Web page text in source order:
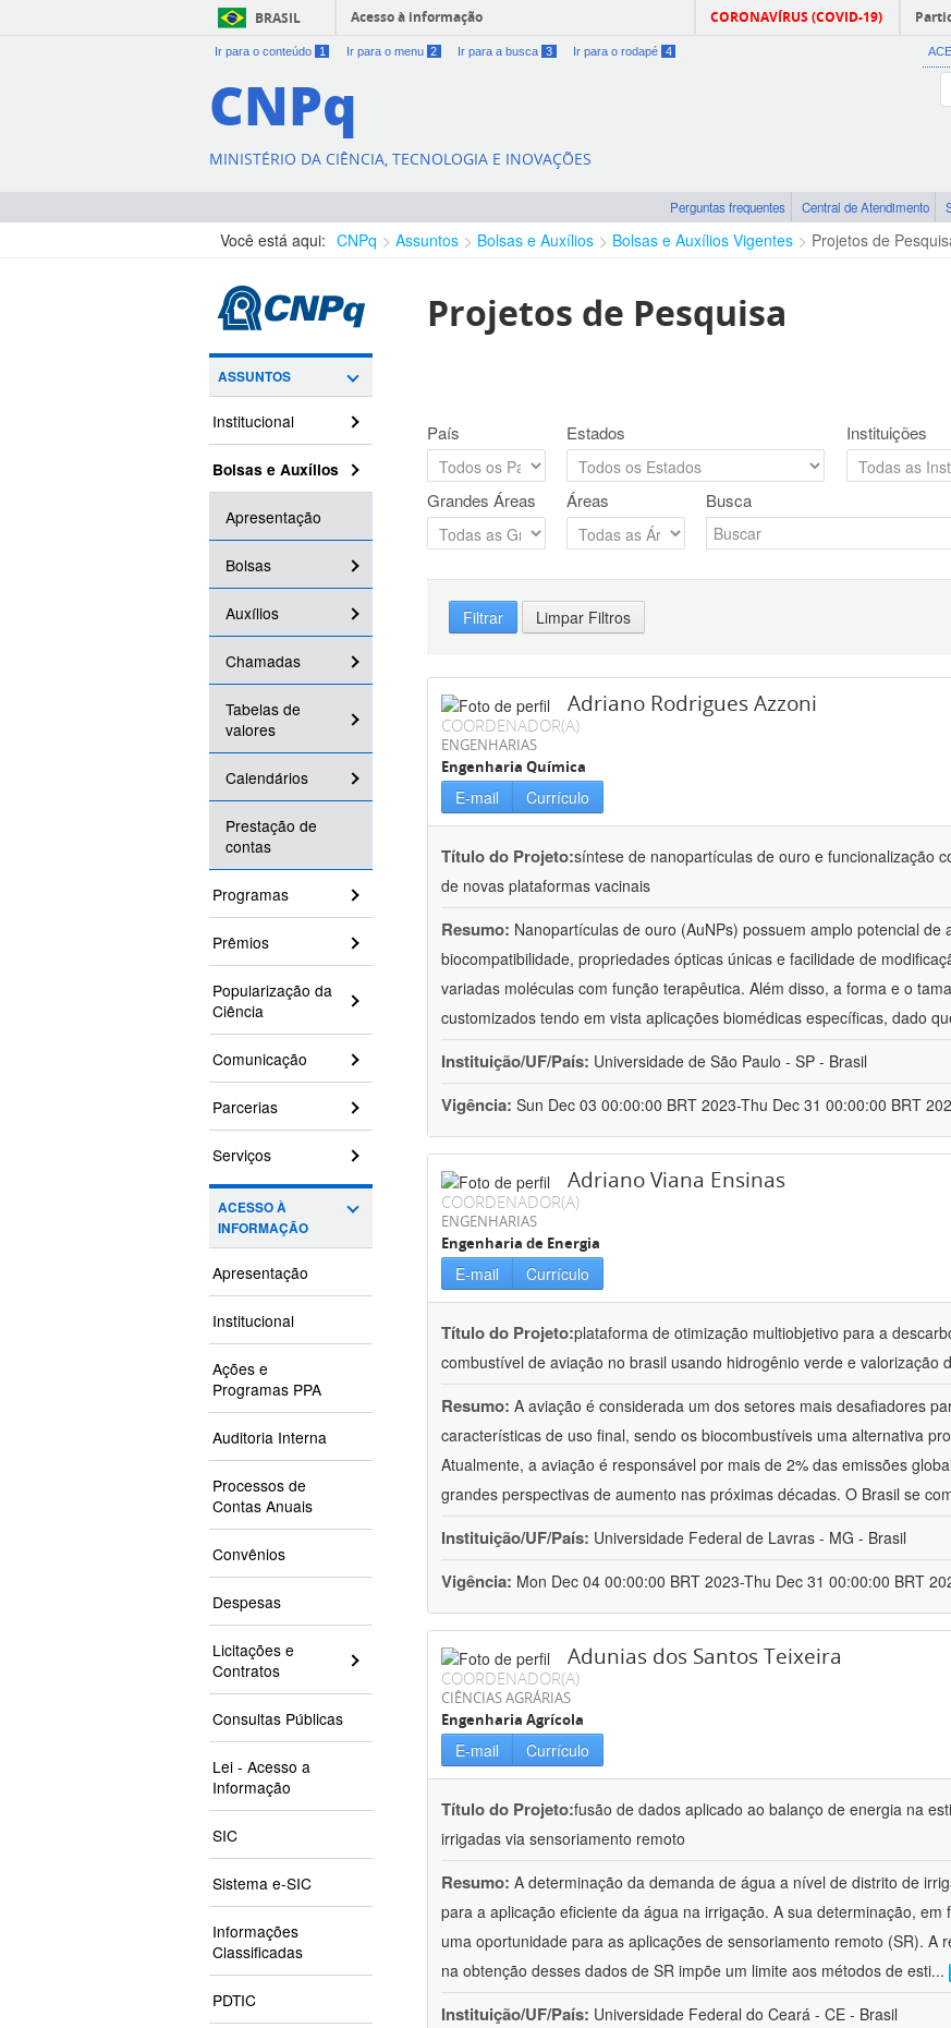
BRASIL Acesso à informação CORONAVÍRUS (COVID-19)
Ir para o conteúdo 1 Ir para o menu 2 Ir para a busca 3 Ir para o rodapé 4
CNPq
MINISTÉRIO DA CIÊNCIA, TECNOLOGIA E INOVAÇÕES
Perguntas frequentes Central de Atendimento
Você está aqui: CNPq Assuntos Bolsas e Auxílios Bolsas e Auxílios Vigentes Projetos de
ASSUNTOS
Institucional
Bolsas e Auxílios
Apresentação
Bolsas
Auxílios
Chamadas
Tabelas de
valores
Calendários
Prestação de
contas
Programas
Prêmios
Popularização da
Ciência
Comunicação
Parcerias
Serviços
ACESSO À
INFORMAÇÃO
Apresentação
Institucional
Ações e
Programas PPA
Auditoria Interna
Processos de
Contas Anuais
Convênios
Despesas
Licitações e
Contratos
Consultas Públicas
Lei - Acesso a
Informação
SIC
Sistema e-SIC
Informações
Classificadas
PDTIC
Projetos de Pesquisa
País Estados Instituições
Grandes Áreas Áreas Busca
Filtrar Limpar Filtros
Adriano Rodrigues Azzoni
COORDENADOR(A)
ENGENHARIAS
Engenharia Química
E-mail Currículo
Título do Projeto:síntese de nanopartículas de ouro e funcionalização
de novas plataformas vacinais
Resumo: Nanopartículas de ouro (AuNPs) possuem amplo potencial
biocompatibilidade, propriedades ópticas únicas e facilidade de
variadas moléculas com função terapêutica. Além disso, a forma e o
customizados tendo em vista aplicações biomédicas específicas, dado
Instituição/UF/País: Universidade de São Paulo - SP - Brasil
Vigência: Sun Dec 03 00:00:00 BRT 2023-Thu Dec 31 00:00:00 BRT
Adriano Viana Ensinas
COORDENADOR(A)
ENGENHARIAS
Engenharia de Energia
E-mail Currículo
Título do Projeto:plataforma de otimização multiobjetivo para a
combustível de aviação no brasil usando hidrogênio verde e valorização
Resumo: A aviação é considerada um dos setores mais desafiadores
características de uso final, sendo os biocombustíveis uma alternativa
Atualmente, a aviação é responsável por mais de 2% das emissões
grandes perspectivas de aumento nas próximas décadas. O Brasil se
Instituição/UF/País: Universidade Federal de Lavras - MG - Brasil
Vigência: Mon Dec 04 00:00:00 BRT 2023-Thu Dec 31 00:00:00 BRT
Adunias dos Santos Teixeira
COORDENADOR(A)
CIÊNCIAS AGRÁRIAS
Engenharia Agrícola
E-mail Currículo
Título do Projeto:fusão de dados aplicado ao balanço de energia na
irrigadas via sensoriamento remoto
Resumo: A determinação da demanda de água a nível de distrito de
para a aplicação eficiente da água na irrigação. A sua determinação,
uma oportunidade para as aplicações de sensoriamento remoto (SR). A
na obtenção desses dados de SR impõe um limite aos métodos de esti...
Instituição/UF/País: Universidade Federal do Ceará - CE - Brasil